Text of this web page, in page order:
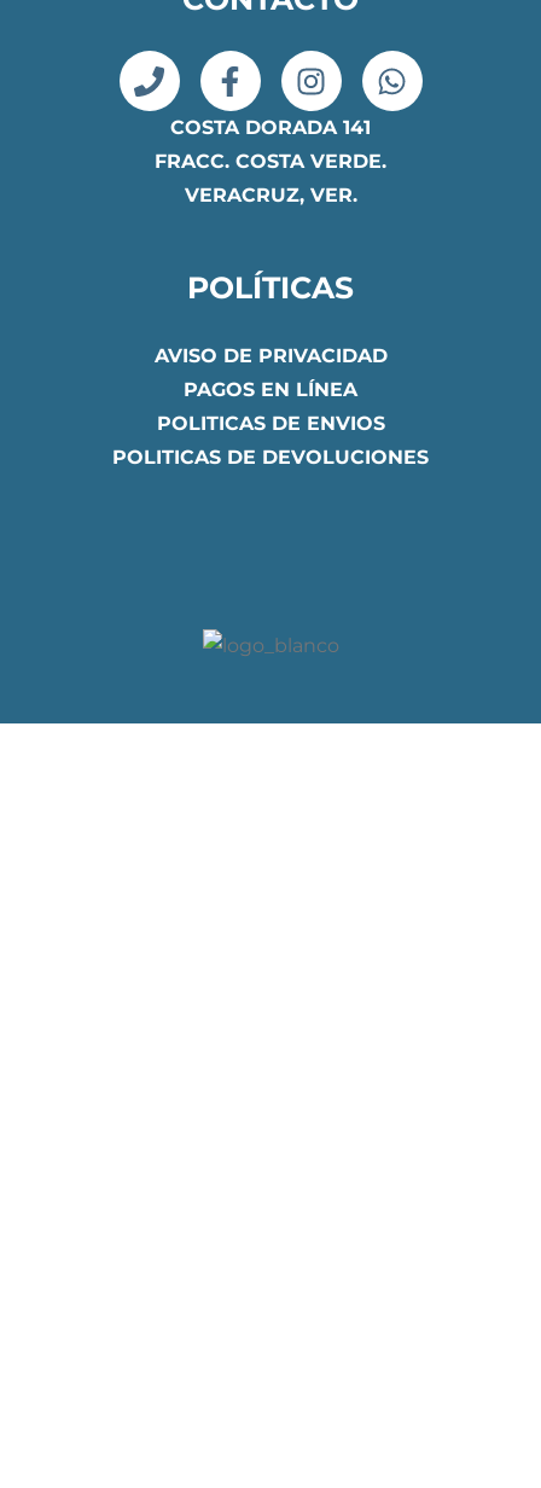
COSTA DORADA 141
FRACC. COSTA VERDE.
VERACRUZ, VER.
POLÍTICAS
AVISO DE PRIVACIDAD
PAGOS EN LÍNEA
POLITICAS DE ENVIOS
POLITICAS DE DEVOLUCIONES